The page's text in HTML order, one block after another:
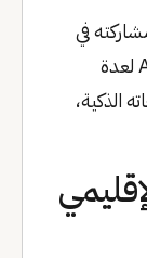
في
لجنة تحكيم برنامج Arabs Got Talent لعدة
الذكية،